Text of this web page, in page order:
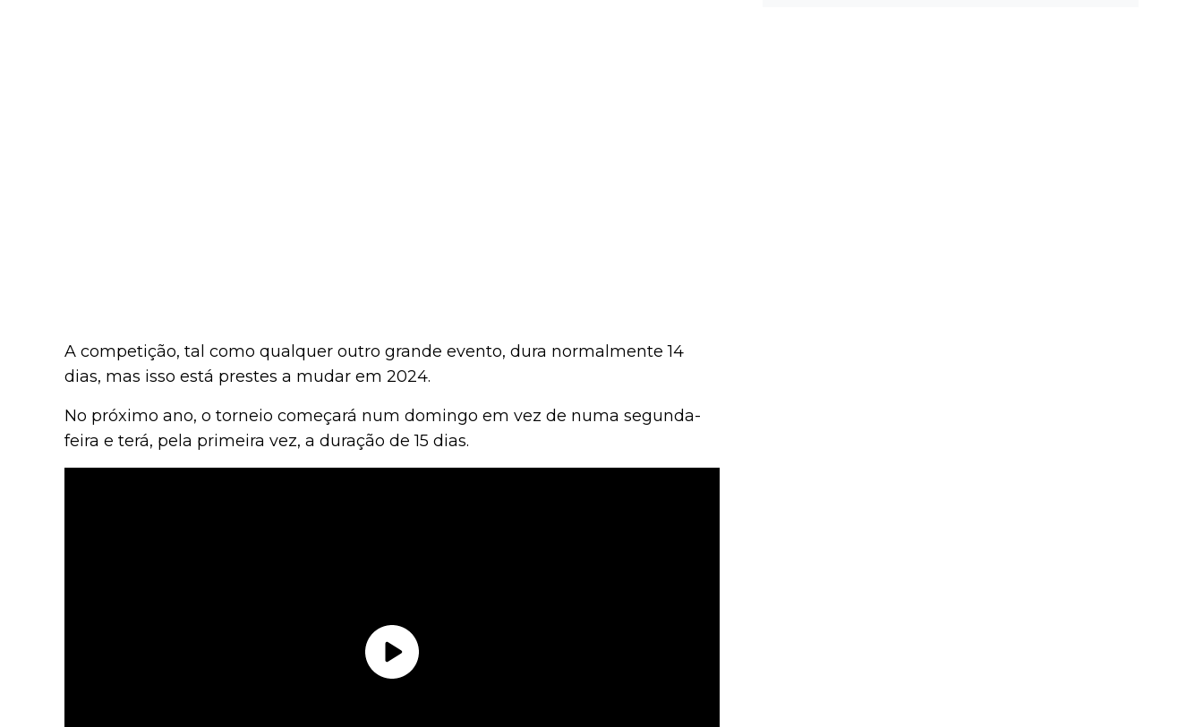
A competição, tal como qualquer outro grande evento, dura normalmente 14
dias, mas isso está prestes a mudar em 2024.
No próximo ano, o torneio começará num domingo em vez de numa segunda-
feira e terá, pela primeira vez, a duração de 15 dias.